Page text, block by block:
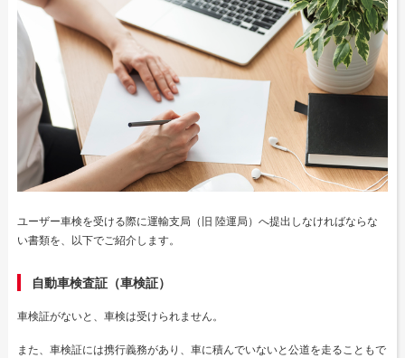
ユーザー車検を受ける際に運輸支局（旧 陸運局）へ提出しなければならな
い書類を、以下でご紹介します。
自動車検査証（車検証）
車検証がないと、車検は受けられません。
また、車検証には携行義務があり、車に積んでいないと公道を走ることもで